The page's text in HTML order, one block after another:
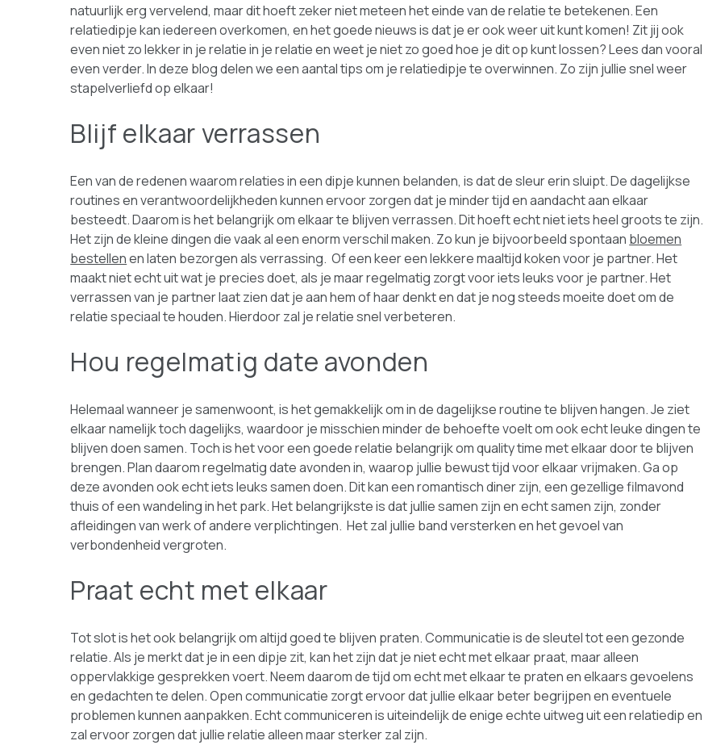
natuurlijk erg vervelend, maar dit hoeft zeker niet meteen het einde van de relatie te betekenen. Een
relatiedipje kan iedereen overkomen, en het goede nieuws is dat je er ook weer uit kunt komen! Zit jij ook
even niet zo lekker in je relatie in je relatie en weet je niet zo goed hoe je dit op kunt lossen? Lees dan vooral
even verder. In deze blog delen we een aantal tips om je relatiedipje te overwinnen. Zo zijn jullie snel weer
stapelverliefd op elkaar!
Blijf elkaar verrassen
Een van de redenen waarom relaties in een dipje kunnen belanden, is dat de sleur erin sluipt. De dagelijkse
routines en verantwoordelijkheden kunnen ervoor zorgen dat je minder tijd en aandacht aan elkaar
besteedt. Daarom is het belangrijk om elkaar te blijven verrassen. Dit hoeft echt niet iets heel groots te zijn.
Het zijn de kleine dingen die vaak al een enorm verschil maken. Zo kun je bijvoorbeeld spontaan bloemen
bestellenen laten bezorgen als verrassing. Of een keer een lekkere maaltijd koken voor je partner. Het
maakt niet echt uit wat je precies doet, als je maar regelmatig zorgt voor iets leuks voor je partner. Het
verrassen van je partner laat zien dat je aan hem of haar denkt en dat je nog steeds moeite doet om de
relatie speciaal te houden. Hierdoor zal je relatie snel verbeteren.
Hou regelmatig date avonden
Helemaal wanneer je samenwoont, is het gemakkelijk om in de dagelijkse routine te blijven hangen. Je ziet
elkaar namelijk toch dagelijks, waardoor je misschien minder de behoefte voelt om ook echt leuke dingen te
blijven doen samen. Toch is het voor een goede relatie belangrijk om quality time met elkaar door te blijven
brengen. Plan daarom regelmatig date avonden in, waarop jullie bewust tijd voor elkaar vrijmaken. Ga op
deze avonden ook echt iets leuks samen doen. Dit kan een romantisch diner zijn, een gezellige filmavond
thuis of een wandeling in het park. Het belangrijkste is dat jullie samen zijn en echt samen zijn, zonder
afleidingen van werk of andere verplichtingen. Het zal jullie band versterken en het gevoel van
verbondenheid vergroten.
Praat echt met elkaar
Tot slot is het ook belangrijk om altijd goed te blijven praten. Communicatie is de sleutel tot een gezonde
relatie. Als je merkt dat je in een dipje zit, kan het zijn dat je niet echt met elkaar praat, maar alleen
oppervlakkige gesprekken voert. Neem daarom de tijd om echt met elkaar te praten en elkaars gevoelens
en gedachten te delen. Open communicatie zorgt ervoor dat jullie elkaar beter begrijpen en eventuele
problemen kunnen aanpakken. Echt communiceren is uiteindelijk de enige echte uitweg uit een relatiedip en
zal ervoor zorgen dat jullie relatie alleen maar sterker zal zijn.